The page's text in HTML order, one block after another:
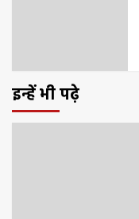
इन्हें भी पढ़े